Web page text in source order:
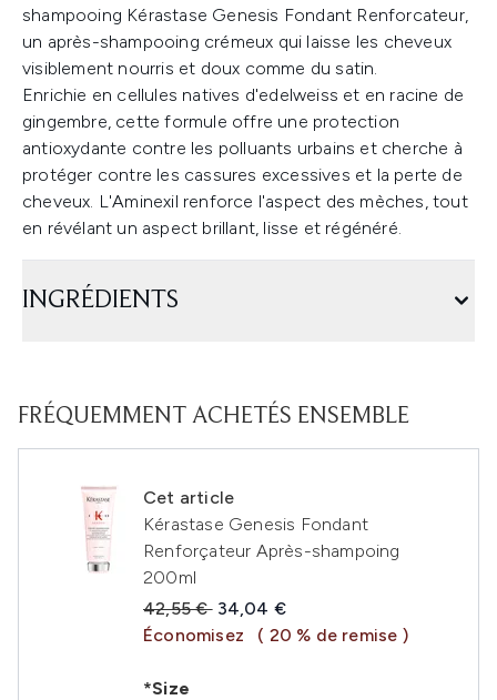
shampooing Kérastase Genesis Fondant Renforcateur,
un après-shampooing crémeux qui laisse les cheveux
visiblement nourris et doux comme du satin.
Enrichie en cellules natives d'edelweiss et en racine de
gingembre, cette formule offre une protection
antioxydante contre les polluants urbains et cherche à
protéger contre les cassures excessives et la perte de
cheveux. L'Aminexil renforce l'aspect des mèches, tout
en révélant un aspect brillant, lisse et régénéré.
INGRÉDIENTS
FRÉQUEMMENT ACHETÉS ENSEMBLE
Cet article
Kérastase Genesis Fondant
Renforçateur Après-shampoing
200ml
Prix de vente :
42,55 € Prix ​​actuel :
34,04 €
Économisez
( 20 % de remise )
*Size